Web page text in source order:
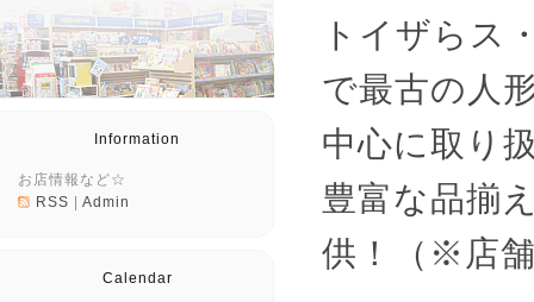
トイザらス
で最古の人
中心に取り
豊富な品揃
供！（※店
Information
お店情報など☆
RSS
Admin
Calendar